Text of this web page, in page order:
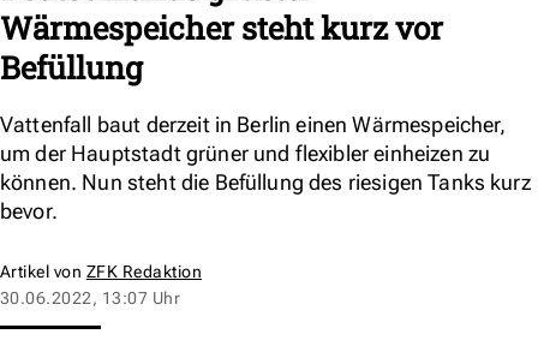
Wärmespeicher steht kurz vor
Befüllung
Vattenfall baut derzeit in Berlin einen Wärmespeicher,
um der Hauptstadt grüner und flexibler einheizen zu
können. Nun steht die Befüllung des riesigen Tanks kurz
bevor.
Artikel von ZFK Redaktion
30.06.2022, 13:07 Uhr